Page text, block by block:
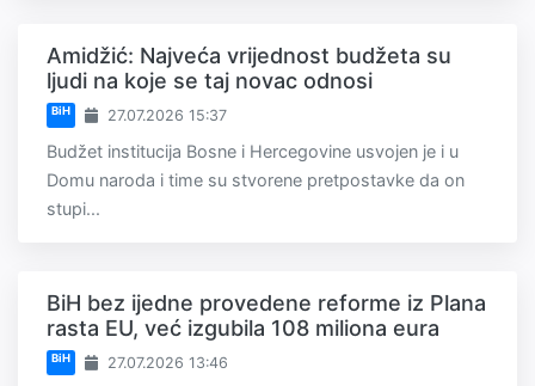
Amidžić: Najveća vrijednost budžeta su
ljudi na koje se taj novac odnosi
BiH 27.07.2026 15:37
Budžet institucija Bosne i Hercegovine usvojen je i u
Domu naroda i time su stvorene pretpostavke da on
stupi...
BiH bez ijedne provedene reforme iz Plana
rasta EU, već izgubila 108 miliona eura
BiH 27.07.2026 13:46